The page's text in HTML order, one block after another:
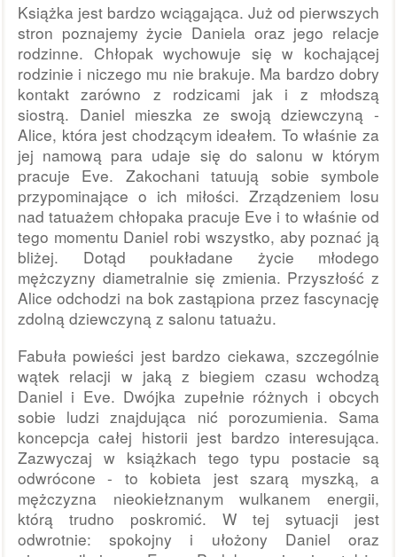
Książka jest bardzo wciągająca. Już od pierwszych
stron poznajemy życie Daniela oraz jego relacje
rodzinne. Chłopak wychowuje się w kochającej
rodzinie i niczego mu nie brakuje. Ma bardzo dobry
kontakt zarówno z rodzicami jak i z młodszą
siostrą. Daniel mieszka ze swoją dziewczyną -
Alice, która jest chodzącym ideałem. To właśnie za
jej namową para udaje się do salonu w którym
pracuje Eve. Zakochani tatuują sobie symbole
przypominające o ich miłości. Zrządzeniem losu
nad tatuażem chłopaka pracuje Eve i to właśnie od
tego momentu Daniel robi wszystko, aby poznać ją
bliżej. Dotąd poukładane życie młodego
mężczyzny diametralnie się zmienia. Przyszłość z
Alice odchodzi na bok zastąpiona przez fascynację
zdolną dziewczyną z salonu tatuażu.
Fabuła powieści jest bardzo ciekawa, szczególnie
wątek relacji w jaką z biegiem czasu wchodzą
Daniel i Eve. Dwójka zupełnie różnych i obcych
sobie ludzi znajdująca nić porozumienia. Sama
koncepcja całej historii jest bardzo interesująca.
Zazwyczaj w książkach tego typu postacie są
odwrócone - to kobieta jest szarą myszką, a
mężczyzna nieokiełznanym wulkanem energii,
którą trudno poskromić. W tej sytuacji jest
odwrotnie: spokojny i ułożony Daniel oraz